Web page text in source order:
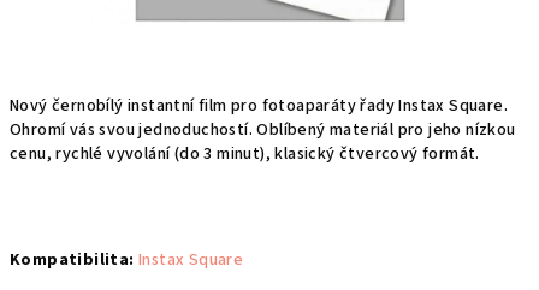
Nový černobílý instantní film pro fotoaparáty řady Instax Square.
Ohromí vás svou jednoduchostí. Oblíbený materiál pro jeho nízkou
cenu, rychlé vyvolání (do 3 minut), klasický čtvercový formát.
Kompatibilita: Instax Square